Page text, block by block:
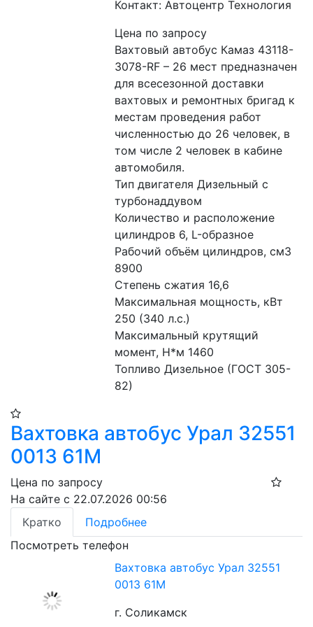
Контакт: Автоцентр Технология
Цена по запросу
Вахтовый автобус Камаз 43118-
3078-RF – 26 мест предназначен
для всесезонной доставки
вахтовых и ремонтных бригад к
местам проведения работ
численностью до 26 человек, в
том числе 2 человек в кабине
автомобиля.
Тип двигателя Дизельный с
турбонаддувом
Количество и расположение
цилиндров 6, L-образное
Рабочий объём цилиндров, см3
8900
Степень сжатия 16,6
Максимальная мощность, кВт
250 (340 л.с.)
Максимальный крутящий
момент, Н*м 1460
Топливо Дизельное (ГОСТ 305-
82)
Вахтовка автобус Урал 32551
0013 61М
Цена по запросу
На сайте с 22.07.2026 00:56
Кратко
Подробнее
Посмотреть телефон
Вахтовка автобус Урал 32551
0013 61М
г. Соликамск